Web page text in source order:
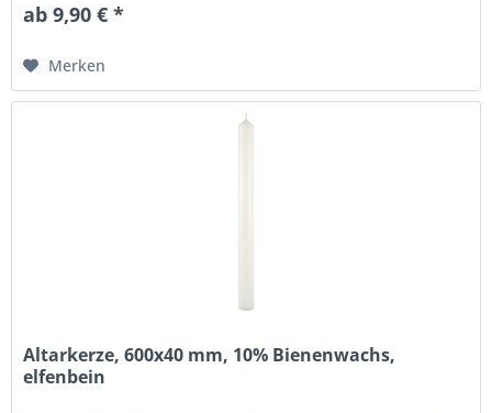
ab 9,90 € *
Merken
Altarkerze, 600x40 mm, 10% Bienenwachs,
elfenbein